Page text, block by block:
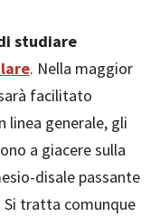
studiare
. Nella maggior
facilitato
linea generale, gli
a giacere sulla
disale passante
Si tratta comunque